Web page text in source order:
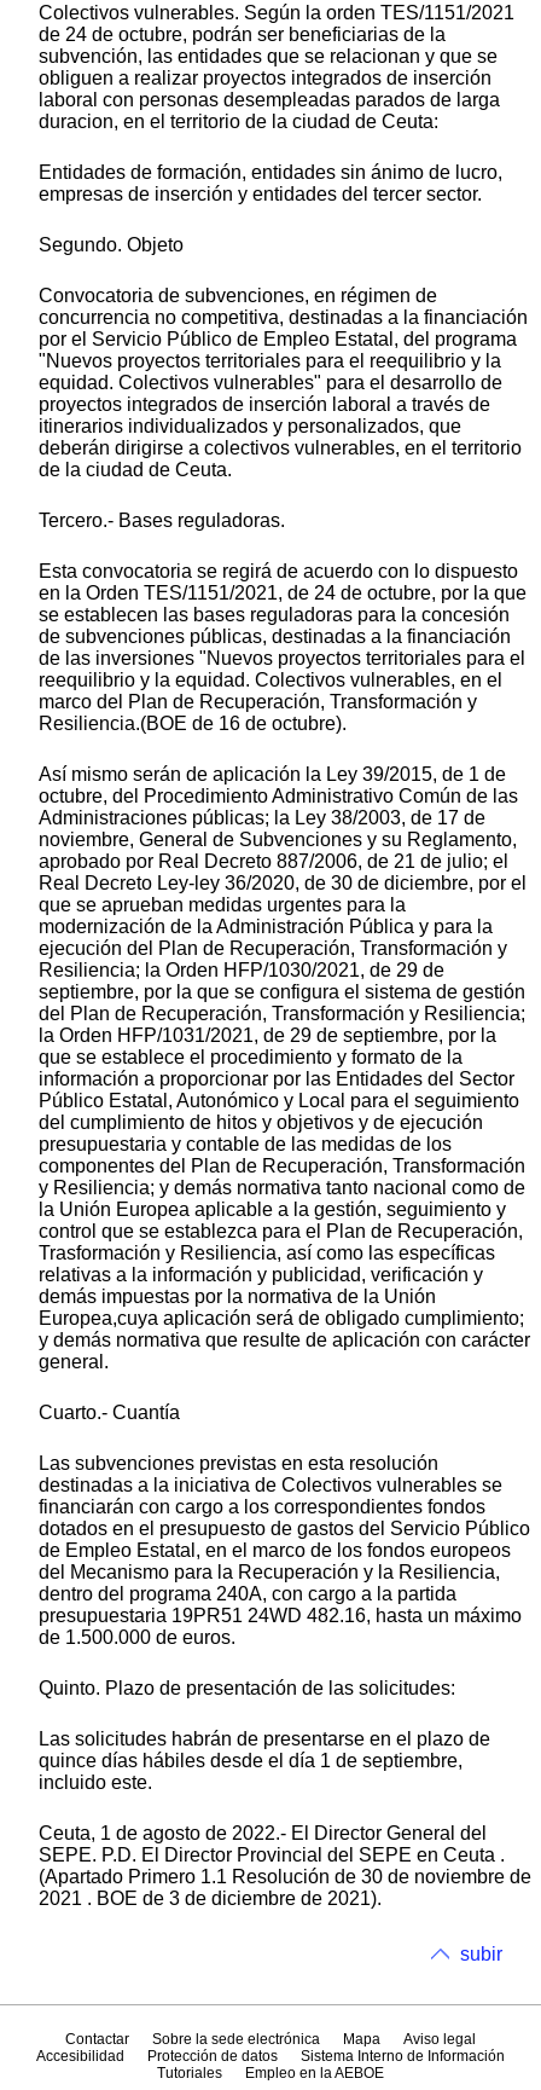
Colectivos vulnerables. Según la orden TES/1151/2021
de 24 de octubre, podrán ser beneficiarias de la
subvención, las entidades que se relacionan y que se
obliguen a realizar proyectos integrados de inserción
laboral con personas desempleadas parados de larga
duracion, en el territorio de la ciudad de Ceuta:
Entidades de formación, entidades sin ánimo de lucro,
empresas de inserción y entidades del tercer sector.
Segundo. Objeto
Convocatoria de subvenciones, en régimen de
concurrencia no competitiva, destinadas a la financiación
por el Servicio Público de Empleo Estatal, del programa
"Nuevos proyectos territoriales para el reequilibrio y la
equidad. Colectivos vulnerables" para el desarrollo de
proyectos integrados de inserción laboral a través de
itinerarios individualizados y personalizados, que
deberán dirigirse a colectivos vulnerables, en el territorio
de la ciudad de Ceuta.
Tercero.- Bases reguladoras.
Esta convocatoria se regirá de acuerdo con lo dispuesto
en la Orden TES/1151/2021, de 24 de octubre, por la que
se establecen las bases reguladoras para la concesión
de subvenciones públicas, destinadas a la financiación
de las inversiones "Nuevos proyectos territoriales para el
reequilibrio y la equidad. Colectivos vulnerables, en el
marco del Plan de Recuperación, Transformación y
Resiliencia.(BOE de 16 de octubre).
Así mismo serán de aplicación la Ley 39/2015, de 1 de
octubre, del Procedimiento Administrativo Común de las
Administraciones públicas; la Ley 38/2003, de 17 de
noviembre, General de Subvenciones y su Reglamento,
aprobado por Real Decreto 887/2006, de 21 de julio; el
Real Decreto Ley-ley 36/2020, de 30 de diciembre, por el
que se aprueban medidas urgentes para la
modernización de la Administración Pública y para la
ejecución del Plan de Recuperación, Transformación y
Resiliencia; la Orden HFP/1030/2021, de 29 de
septiembre, por la que se configura el sistema de gestión
del Plan de Recuperación, Transformación y Resiliencia;
la Orden HFP/1031/2021, de 29 de septiembre, por la
que se establece el procedimiento y formato de la
información a proporcionar por las Entidades del Sector
Público Estatal, Autonómico y Local para el seguimiento
del cumplimiento de hitos y objetivos y de ejecución
presupuestaria y contable de las medidas de los
componentes del Plan de Recuperación, Transformación
y Resiliencia; y demás normativa tanto nacional como de
la Unión Europea aplicable a la gestión, seguimiento y
control que se establezca para el Plan de Recuperación,
Trasformación y Resiliencia, así como las específicas
relativas a la información y publicidad, verificación y
demás impuestas por la normativa de la Unión
Europea,cuya aplicación será de obligado cumplimiento;
y demás normativa que resulte de aplicación con carácter
general.
Cuarto.- Cuantía
Las subvenciones previstas en esta resolución
destinadas a la iniciativa de Colectivos vulnerables se
financiarán con cargo a los correspondientes fondos
dotados en el presupuesto de gastos del Servicio Público
de Empleo Estatal, en el marco de los fondos europeos
del Mecanismo para la Recuperación y la Resiliencia,
dentro del programa 240A, con cargo a la partida
presupuestaria 19PR51 24WD 482.16, hasta un máximo
de 1.500.000 de euros.
Quinto. Plazo de presentación de las solicitudes:
Las solicitudes habrán de presentarse en el plazo de
quince días hábiles desde el día 1 de septiembre,
incluido este.
Ceuta, 1 de agosto de 2022.- El Director General del
SEPE. P.D. El Director Provincial del SEPE en Ceuta .
(Apartado Primero 1.1 Resolución de 30 de noviembre de
2021 . BOE de 3 de diciembre de 2021).
subir
Contactar Sobre la sede electrónica Mapa
Aviso legal
Accesibilidad
Protección de datos
Sistema Interno de Información
Tutoriales
Empleo en la AEBOE